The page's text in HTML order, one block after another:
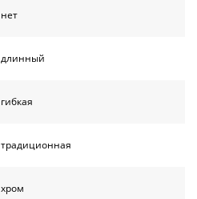
нет
длинный
гибкая
традиционная
хром